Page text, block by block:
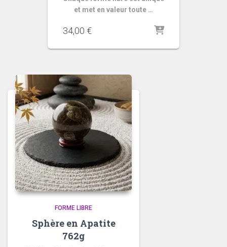
et met en valeur toute …
34,00 €
FORME LIBRE
Sphère en Apatite
762g